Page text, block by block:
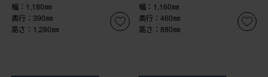
幅：1,180㎜
奥行：390㎜
高さ：1,280㎜
幅：1,160㎜
奥行：460㎜
高さ：880㎜